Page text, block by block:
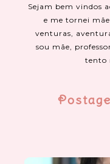
Sejam bem vindos
e me tornei mãe
venturas,
sou mãe,
tento